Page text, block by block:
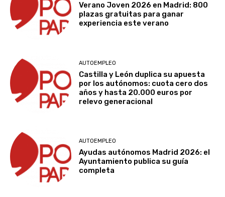
Verano Joven 2026 en Madrid: 800
plazas gratuitas para ganar
experiencia este verano
AUTOEMPLEO
Castilla y León duplica su apuesta
por los autónomos: cuota cero dos
años y hasta 20.000 euros por
relevo generacional
AUTOEMPLEO
Ayudas autónomos Madrid 2026: el
Ayuntamiento publica su guía
completa